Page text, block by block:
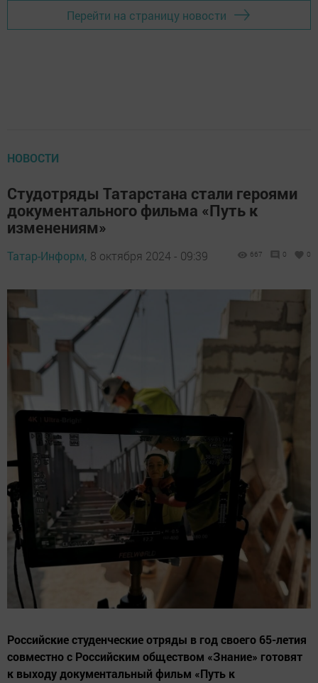
Перейти на страницу новости
НОВОСТИ
Студотряды Татарстана стали героями
документального фильма «Путь к
изменениям»
Татар-Информ, 8 октября 2024 - 09:39 667 0 0
Российские студенческие отряды в год своего 65-летия
совместно с Российским обществом «Знание» готовят
к выходу документальный фильм «Путь к